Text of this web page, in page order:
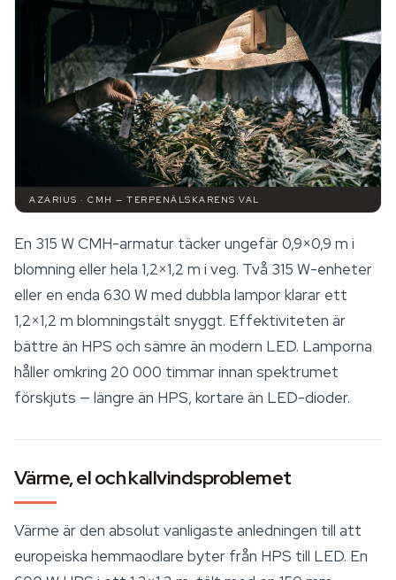
AZARIUS · CMH — TERPENÄLSKARENS VAL
En 315 W CMH-armatur täcker ungefär 0,9×0,9 m i
blomning eller hela 1,2×1,2 m i veg. Två 315 W-enheter
eller en enda 630 W med dubbla lampor klarar ett
1,2×1,2 m blomningstält snyggt. Effektiviteten är
bättre än HPS och sämre än modern LED. Lamporna
håller omkring 20 000 timmar innan spektrumet
förskjuts — längre än HPS, kortare än LED-dioder.
Värme, el och kallvindsproblemet
Värme är den absolut vanligaste anledningen till att
europeiska hemmaodlare byter från HPS till LED. En